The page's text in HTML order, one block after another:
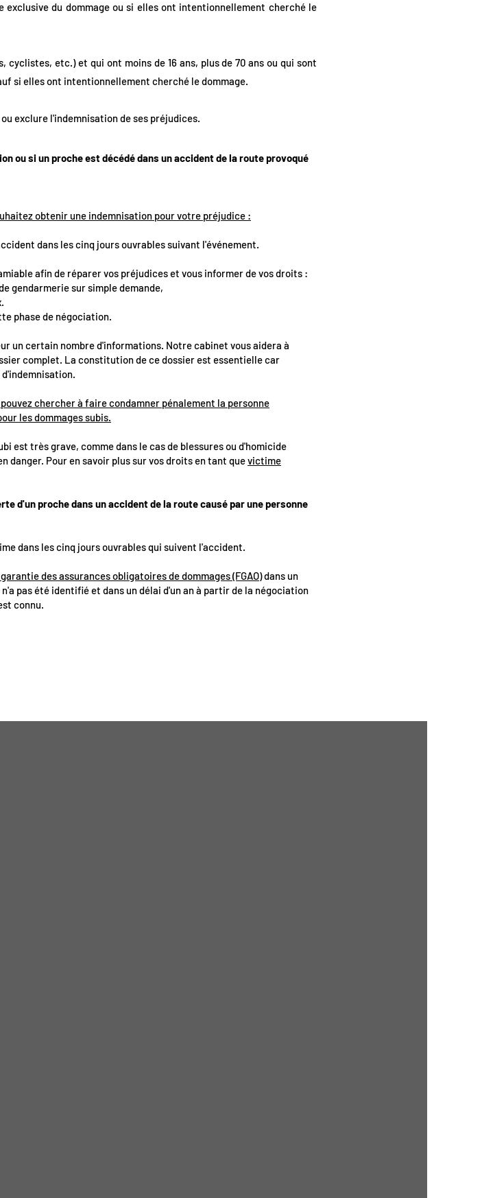
du dommage ou si elles ont intentionnellement cherché le
etc.) et qui ont moins de 16 ans, plus de 70 ans ou qui sont
si elles ont intentionnellement cherché le dommage.
exclure l'indemnisation de ses préjudices.
ou si un proche est décédé dans un accident de la route provoqué
obtenir une indemnisation pour votre préjudice :
dans les cinq jours ouvrables suivant l'événement.
afin de réparer vos préjudices et vous informer de vos droits :
gendarmerie sur simple demande,
phase de négociation.
un certain nombre d'informations. Notre cabinet vous aidera à
complet. La constitution de ce dossier est essentielle car
chercher à faire condamner pénalement la personne
les dommages subis.
est très grave, comme dans le cas de blessures ou d'homicide
danger. Pour en savoir plus sur vos droits en tant quevictime
d'un proche dans un accident de la route causé par une personne
dans les cinq jours ouvrables qui suivent l'accident.
garantie des assurances obligatoires de dommages (FGAO)dans un
pas été identifié et dans un délai d'un an à partir de la négociation
connu.